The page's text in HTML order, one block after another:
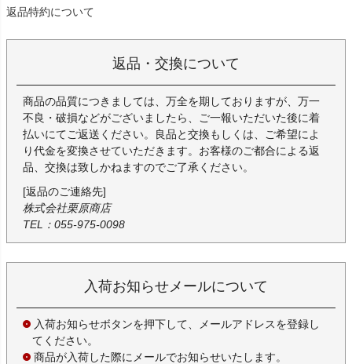
返品特約について
返品・交換について
商品の品質につきましては、万全を期しておりますが、万一
不良・破損などがございましたら、ご一報いただいた後に着
払いにてご返送ください。良品と交換もしくは、ご希望によ
り代金を変換させていただきます。お客様のご都合による返
品、交換は致しかねますのでご了承ください。
[返品のご連絡先]
株式会社栗原商店
TEL：055-975-0098
入荷お知らせメールについて
入荷お知らせボタンを押下して、メールアドレスを登録し
てください。
商品が入荷した際にメールでお知らせいたします。